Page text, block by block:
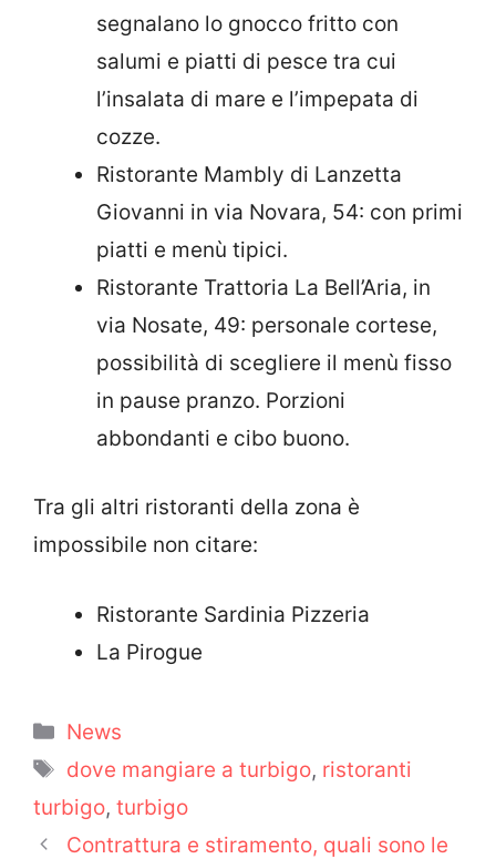
segnalano lo gnocco fritto con
salumi e piatti di pesce tra cui
l’insalata di mare e l’impepata di
cozze.
Ristorante Mambly di Lanzetta
Giovanni in via Novara, 54: con primi
piatti e menù tipici.
Ristorante Trattoria La Bell’Aria, in
via Nosate, 49: personale cortese,
possibilità di scegliere il menù fisso
in pause pranzo. Porzioni
abbondanti e cibo buono.
Tra gli altri ristoranti della zona è
impossibile non citare:
Ristorante Sardinia Pizzeria
La Pirogue
Categorie
News
Tag
dove mangiare a turbigo, ristoranti
turbigo, turbigo
Contrattura e stiramento, quali sono le